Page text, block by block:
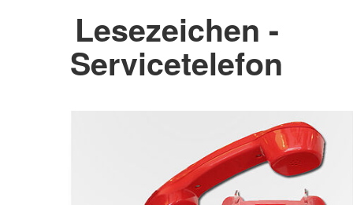
Lesezeichen -
Servicetelefon